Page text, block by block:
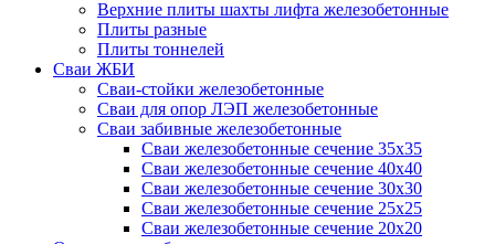
Верхние плиты шахты лифта железобетонные
Плиты разные
Плиты тоннелей
Сваи ЖБИ
Сваи-стойки железобетонные
Сваи для опор ЛЭП железобетонные
Сваи забивные железобетонные
Сваи железобетонные сечение 35x35
Сваи железобетонные сечение 40x40
Сваи железобетонные сечение 30x30
Сваи железобетонные сечение 25x25
Сваи железобетонные сечение 20x20